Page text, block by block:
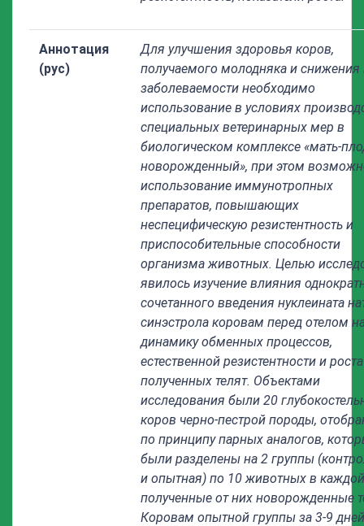
Аннотация
(рус)
Для улучшения здоровья коров,
получаемого молодняка и снижения
заболеваемости необходимо
использование в условиях
специальных ветеринарных мер в
биологическом комплексе «мать-
новорожденный», при этом
использование иммунотропных
препаратов, повышающих
неспецифическую резистентность и
приспособительные способности
организма животных. Целью
явилось изучение влияния
сочетанного введения нуклеината
синэстрола коровам перед отелом
динамику обменных процессов,
естественной резистентности и
полученных телят. Объектами
исследования были 20
коров черно-пестрой породы,
по принципу парных аналогов,
были разделены на 2 группы
и опытная) по 10 животных в
полученные от них новорожденные
Коровам опытной группы за 3-9